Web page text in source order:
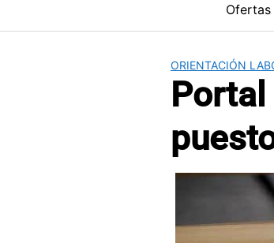
ORIENTACIÓN
Portal